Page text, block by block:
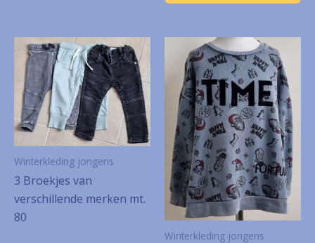
Winterkleding jongens
3 Broekjes van
verschillende merken mt.
80
Winterkleding jongens